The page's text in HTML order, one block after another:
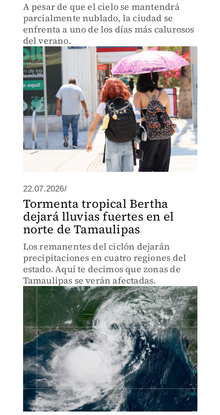
A pesar de que el cielo se mantendrá
parcialmente nublado, la ciudad se
enfrenta a uno de los días más calurosos
del verano.
22.07.2026/
Tormenta tropical Bertha
dejará lluvias fuertes en el
norte de Tamaulipas
Los remanentes del ciclón dejarán
precipitaciones en cuatro regiones del
estado. Aquí te decimos que zonas de
Tamaulipas se verán afectadas.